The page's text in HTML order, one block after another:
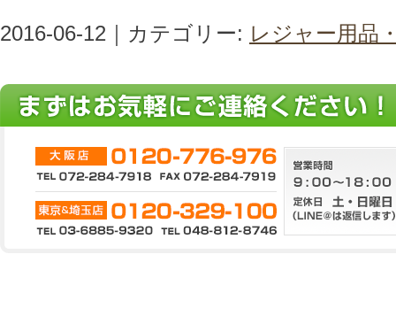
2016-06-12｜カテゴリー: レジャー用品